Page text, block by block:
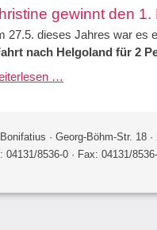
gewinnt den
27.5. dieses Jahres war es
nach Helgoland für 2
…
· Georg-Böhm-Str. 18 ·
04131/8536-0 · Fax: 04131/